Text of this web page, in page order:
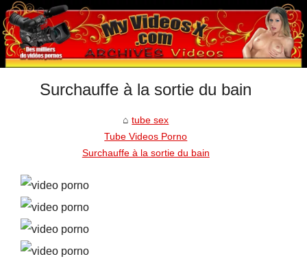
Surchauffe à la sortie du bain
tube sex
Tube Videos Porno
Surchauffe à la sortie du bain